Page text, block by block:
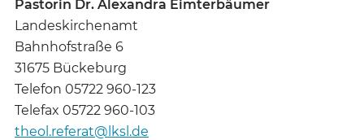
Pastorin Dr. Alexandra Eimterbäumer
Landeskirchenamt
Bahnhofstraße 6
31675 Bückeburg
Telefon 05722 960-123
Telefax 05722 960-103
theol.referat@lksl.de